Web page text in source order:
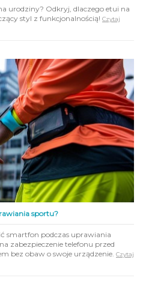
urodziny? Odkryj, dlaczego etui na
styl z funkcjonalnością! Czytaj
sportu?
smartfon podczas uprawiania
zabezpieczenie telefonu przed
bez obaw o swoje urządzenie. Czytaj